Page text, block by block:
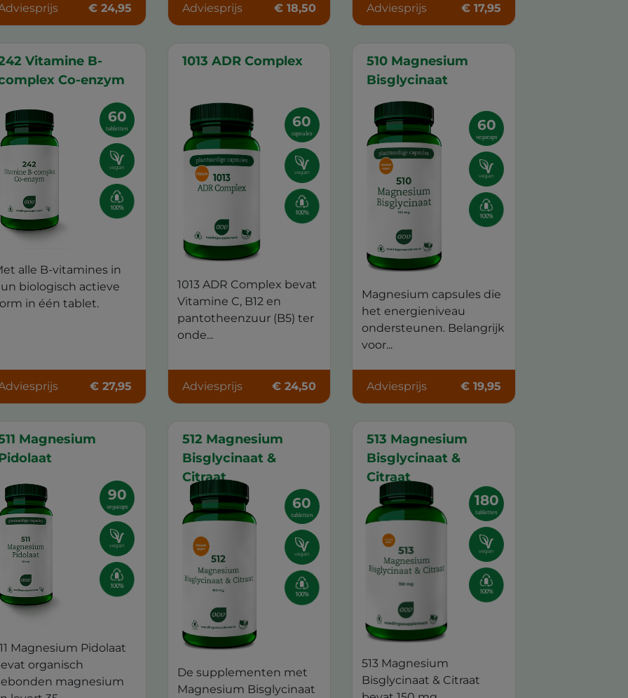
€ 24,95 Adviesprijs € 18,50 Adviesprijs € 17,95
Vitamine B-
Co-enzym
60
tabletten
vegan
alle B-vitamines in
biologisch actieve
in één tablet.
€ 27,95
1013 ADR Complex
60
capsules
vegan
1013 ADR Complex bevat
Vitamine C, B12 en
pantotheenzuur (B5) ter
onde...
Adviesprijs € 24,50
510 Magnesium
Bisglycinaat
60
vegacaps
vegan
Magnesium capsules die
het energieniveau
ondersteunen. Belangrijk
voor...
Adviesprijs € 19,95
Magnesium
90
vegacaps
vegan
Magnesium Pidolaat
organisch
magnesium
512 Magnesium
Bisglycinaat &
Citraat
60
tabletten
vegan
De supplementen met
Magnesium Bisglycinaat
513 Magnesium
Bisglycinaat &
Citraat
180
tabletten
vegan
513 Magnesium
Bisglycinaat & Citraat